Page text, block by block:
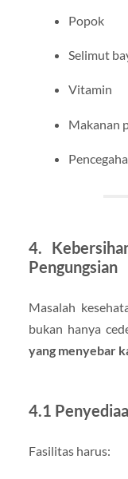
Popok
Selimut
Vitamin
Makanan
4.
Pengungsian
Masalah
bukan hanya
yang menyebar
4.1
Fasilitas harus: